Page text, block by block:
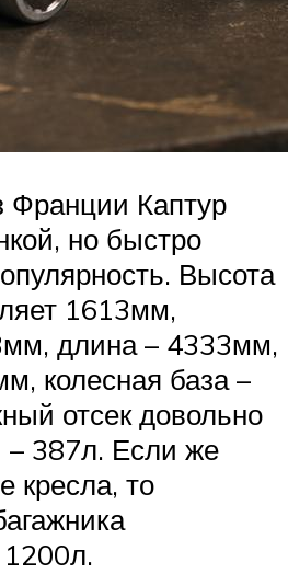
Франции Каптур
но быстро
Высота
1613мм,
длина – 4333мм,
колесная база –
отсек довольно
387л. Если же
кресла, то